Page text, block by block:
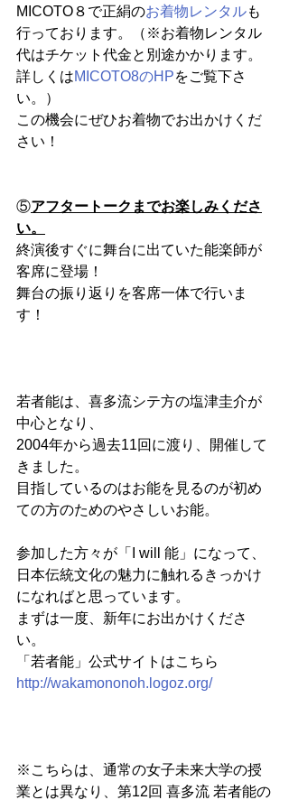
MICOTO８で正絹のお着物レンタルも
行っております。（※お着物レンタル
代はチケット代金と別途かかります。
詳しくはMICOTO8のHPをご覧下さ
い。）
この機会にぜひお着物でお出かけくだ
さい！
⑤アフタートークまでお楽しみくださ
い。
終演後すぐに舞台に出ていた能楽師が
客席に登場！
舞台の振り返りを客席一体で行いま
す！
若者能は、喜多流シテ方の塩津圭介が
中心となり、
2004年から過去11回に渡り、開催して
きました。
目指しているのはお能を見るのが初め
ての方のためのやさしいお能。
参加した方々が「I will 能」になって、
日本伝統文化の魅力に触れるきっかけ
になればと思っています。
まずは一度、新年にお出かけくださ
い。
「若者能」公式サイトはこちら
http://wakamononoh.logoz.org/
※こちらは、通常の女子未来大学の授
業とは異なり、第12回 喜多流 若者能の